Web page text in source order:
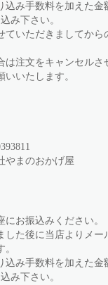
込み手数料を加えた金
み下さい。
ていただきましてから
は注文をキャンセル
いたします。
やまのおかげ屋
お振込みください。
した後に当店よりメ
込み手数料を加えた金
み下さい。